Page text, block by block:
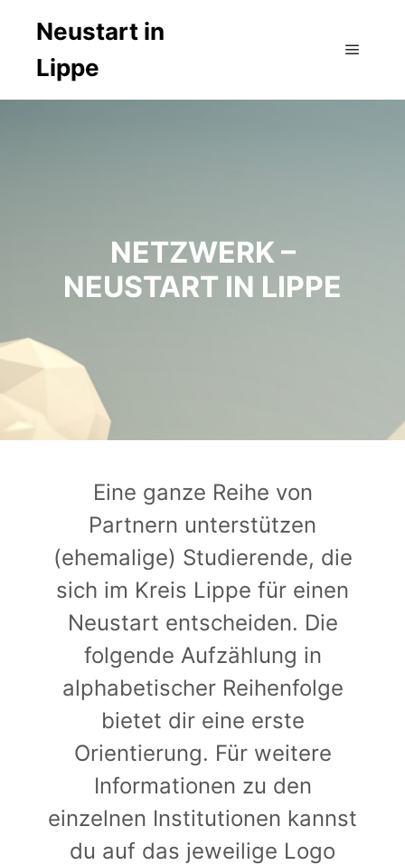
Neustart in
Lippe
NETZWERK –
NEUSTART IN LIPPE
Eine ganze Reihe von
Partnern unterstützen
(ehemalige) Studierende, die
sich im Kreis Lippe für einen
Neustart entscheiden. Die
folgende Aufzählung in
alphabetischer Reihenfolge
bietet dir eine erste
Orientierung. Für weitere
Informationen zu den
einzelnen Institutionen kannst
du auf das jeweilige Logo